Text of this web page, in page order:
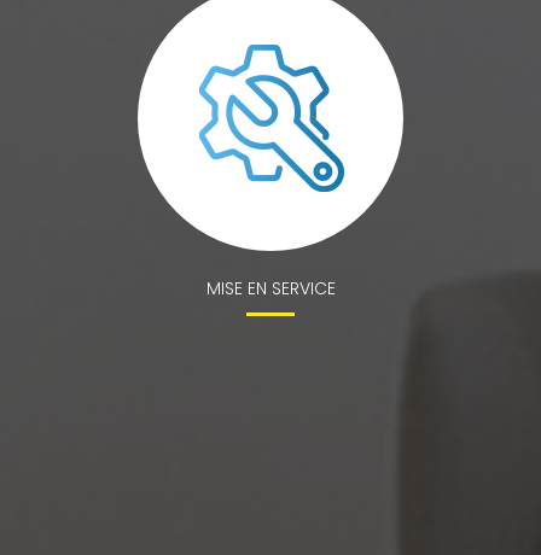
MISE EN SERVICE